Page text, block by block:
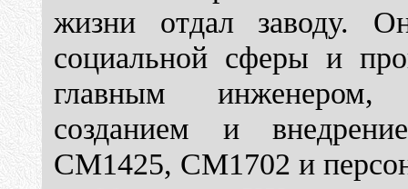
жизни отдал заводу.
социальной сферы и
главным инженером,
созданием и
СМ1425, СМ1702 и